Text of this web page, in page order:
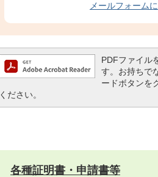
メールフォーム
PDFファイル
す。お持ちで
ードボタンを
ください。
各種証明書・申請書等